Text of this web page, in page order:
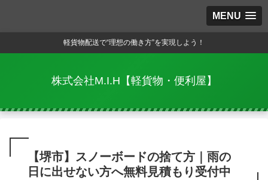
MENU
軽貨物配送で“理想の働き方”を実現しよう！
株式会社M.I.H【軽貨物・便利屋】
【堺市】スノーボードの捨て方｜雨の
日に出せない方へ無料見積もり受付中